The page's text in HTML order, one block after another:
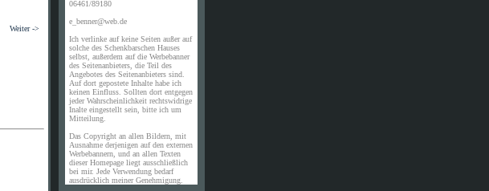
Weiter ->
06461/89180
e_benner@web.de
Ich verlinke auf keine Seiten außer auf
solche des Schenkbarschen Hauses
selbst, außerdem auf die Werbebanner
des Seitenanbieters, die Teil des
Angebotes des Seitenanbieters sind.
Auf dort gepostete Inhalte habe ich
keinen Einfluss. Sollten dort entgegen
jeder Wahrscheinlichkeit rechtswidrige
Inalte eingestellt sein, bitte ich um
Mitteilung.
Das Copyright an allen Bildern, mit
Ausnahme derjenigen auf den externen
Werbebannern, und an allen Texten
dieser Homepage liegt ausschließlich
bei mir. Jede Verwendung bedarf
ausdrücklich meiner Genehmigung.